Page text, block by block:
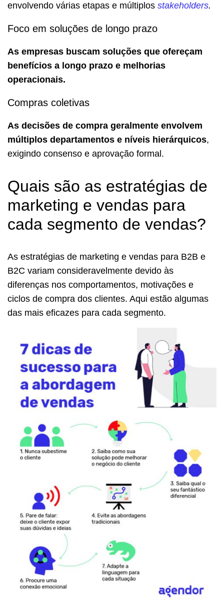
envolvendo várias etapas e múltiplos stakeholders.
Foco em soluções de longo prazo
As empresas buscam soluções que ofereçam
benefícios a longo prazo e melhorias
operacionais.
Compras coletivas
As decisões de compra geralmente envolvem
múltiplos departamentos e níveis hierárquicos,
exigindo consenso e aprovação formal.
Quais são as estratégias de
marketing e vendas para
cada segmento de vendas?
As estratégias de marketing e vendas para B2B e
B2C variam consideravelmente devido às
diferenças nos comportamentos, motivações e
ciclos de compra dos clientes. Aqui estão algumas
das mais eficazes para cada segmento.